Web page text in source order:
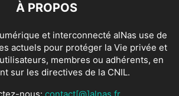
À PROPOS
et interconnecté alNas use de
actuels pour protéger la Vie privée et
membres ou adhérents, en
sur les directives de la CNIL.